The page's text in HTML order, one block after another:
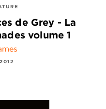
de Grey - La
volume 1